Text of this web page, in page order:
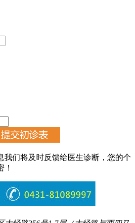
我们将及时反馈给医生诊断，您的个
！